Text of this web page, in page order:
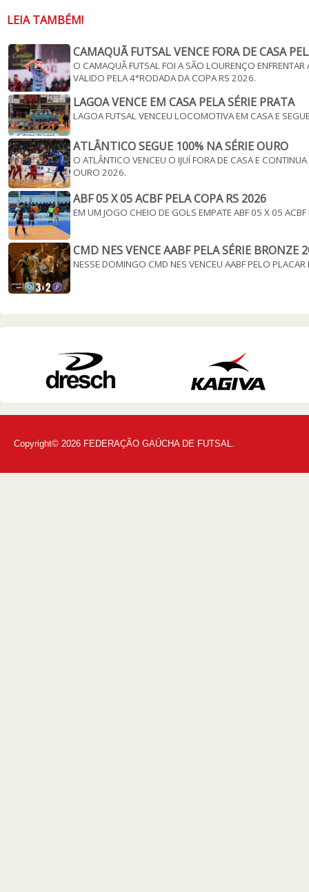
LEIA TAMBÉM!
CAMAQUÃ FUTSAL VENCE FORA DE CASA
O CAMAQUÃ FUTSAL FOI A SÃO LOURENÇO
VALIDO PELA 4°RODADA DA COPA RS 2026.
LAGOA VENCE EM CASA PELA SÉRIE PRATA
LAGOA FUTSAL VENCEU LOCOMOTIVA EM CASA E
ATLÂNTICO SEGUE 100% NA SÉRIE OURO
O ATLÂNTICO VENCEU O IJUÍ FORA DE CASA E
OURO 2026.
ABF 05 X 05 ACBF PELA COPA RS 2026
EM UM JOGO CHEIO DE GOLS EMPATE ABF 05 X 05
CMD NES VENCE AABF PELA SÉRIE BRONZE
NESSE DOMINGO CMD NES VENCEU AABF PELO
Copyright© 2026 FEDERAÇÃO GAÚCHA DE FUTSAL.